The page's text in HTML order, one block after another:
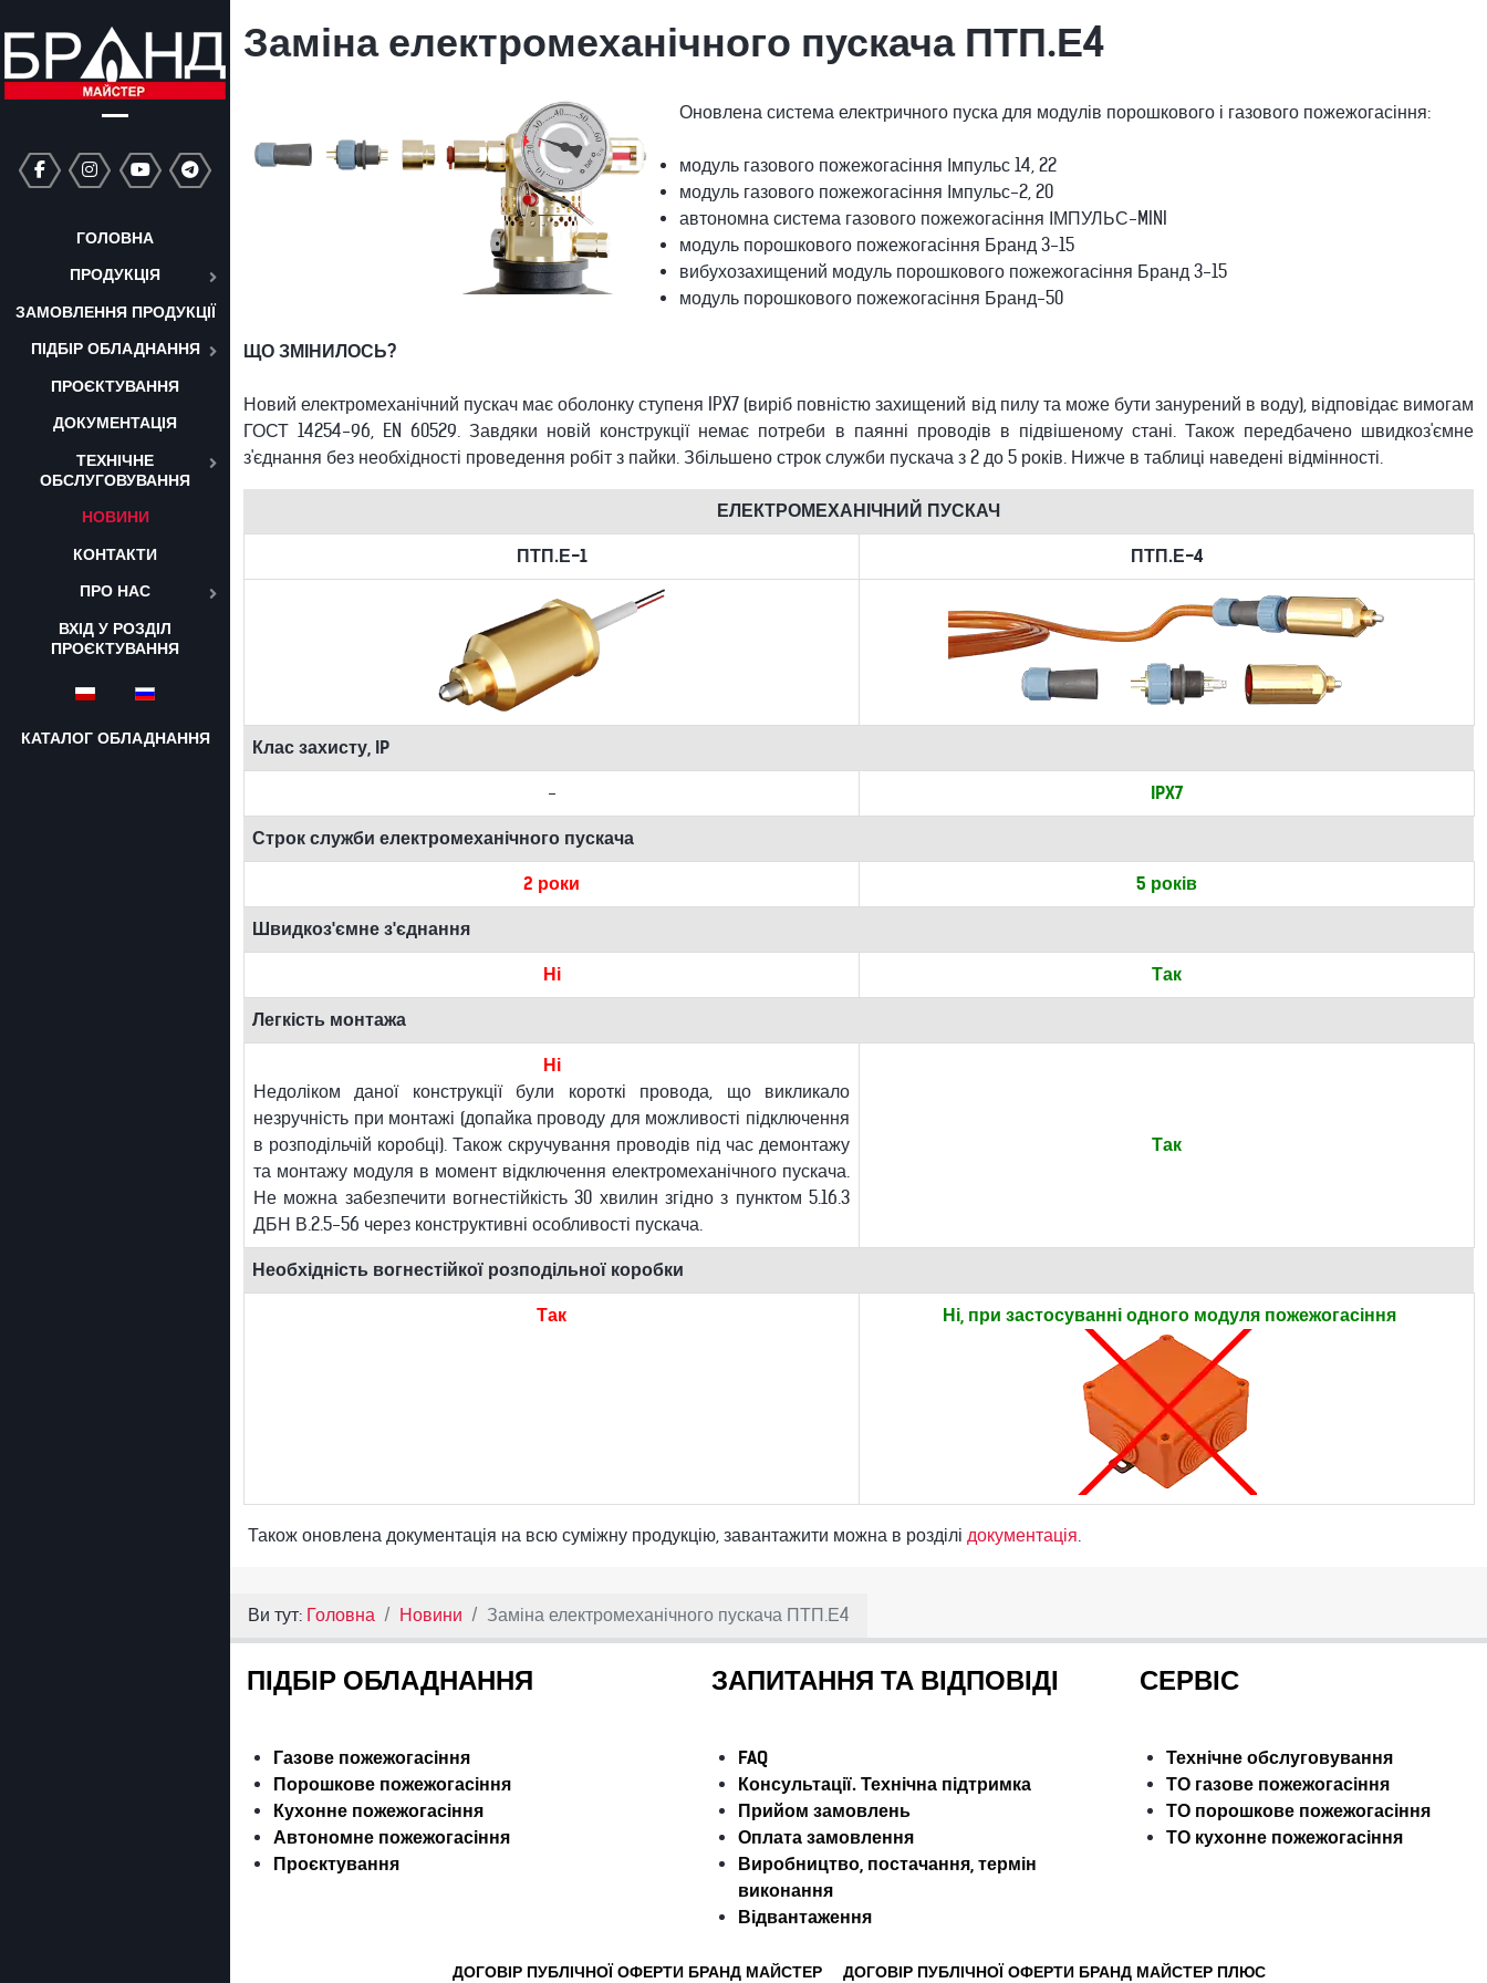
Заміна електромеханічного пускача ПТП.Е4
Оновлена система електричного пуска для модулів порошкового і газового пожежогасіння:
модуль газового пожежогасіння Імпульс 14, 22
модуль газового пожежогасіння Імпульс-2, 20
автономна система газового пожежогасіння ІМПУЛЬС-MINI
модуль порошкового пожежогасіння Бранд 3-15
вибухозахищений модуль порошкового пожежогасіння Бранд 3-15
модуль порошкового пожежогасіння Бранд-50
ЩО ЗМІНИЛОСЬ?
Новий електромеханічний пускач має оболонку ступеня IPX7 (виріб повністю захищений від пилу та може бути занурений в воду), відповідає вимогам
ГОСТ 14254-96, EN 60529. Завдяки новій конструкції немає потреби в паянні проводів в підвішеному стані. Також передбачено швидкоз'ємне
з'єднання без необхідності проведення робіт з пайки. Збільшено строк служби пускача з 2 до 5 років. Нижче в таблиці наведені відмінності.
ЕЛЕКТРОМЕХАНІЧНИЙ ПУСКАЧ
ПТП.Е-1 ПТП.Е-4
Клас захисту, IP
- IPX7
Строк служби електромеханічного пускача
2 роки 5 років
Швидкоз'ємне з'єднання
Ні Так
Легкість монтажа
Ні
Недоліком даної конструкції були короткі провода, що викликало
незручність при монтажі (допайка проводу для можливості підключення
в розподільчій коробці). Також скручування проводів під час демонтажу
та монтажу модуля в момент відключення електромеханічного пускача.
Не можна забезпечити вогнестійкість 30 хвилин згідно з пунктом 5.16.3
ДБН В.2.5-56 через конструктивні особливості пускача.
Так
Необхідність вогнестійкої розподільної коробки
Так Ні, при застосуванні одного модуля пожежогасіння
Також оновлена документація на всю суміжну продукцію, завантажити можна в розділі документація.
Ви тут: Головна Новини Заміна електромеханічного пускача ПТП.Е4
ПІДБІР ОБЛАДНАННЯ
Газове пожежогасіння
Порошкове пожежогасіння
Кухонне пожежогасіння
Автономне пожежогасіння
Проєктування
ЗАПИТАННЯ ТА ВІДПОВІДІ
FAQ
Консультації. Технічна підтримка
Прийом замовлень
Оплата замовлення
Виробництво, постачання, термін
виконання
Відвантаження
СЕРВІС
Технічне обслуговування
ТО газове пожежогасіння
ТО порошкове пожежогасіння
ТО кухонне пожежогасіння
ДОГОВІР ПУБЛІЧНОЇ ОФЕРТИ БРАНД МАЙСТЕР ДОГОВІР ПУБЛІЧНОЇ ОФЕРТИ БРАНД МАЙСТЕР ПЛЮС
ГОЛОВНА
ПРОДУКЦІЯ
ЗАМОВЛЕННЯ ПРОДУКЦІЇ
ПІДБІР ОБЛАДНАННЯ
ПРОЄКТУВАННЯ
ДОКУМЕНТАЦІЯ
ТЕХНІЧНЕ
ОБСЛУГОВУВАННЯ
НОВИНИ
КОНТАКТИ
ПРО НАС
ВХІД У РОЗДІЛ
ПРОЄКТУВАННЯ
Оберіть свою мову
КАТАЛОГ ОБЛАДНАННЯ